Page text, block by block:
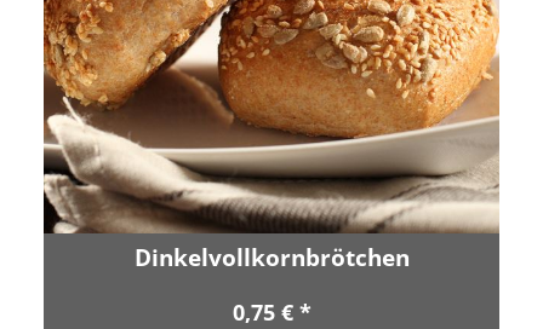
Dinkelvollkornbrötchen
0,75 € *